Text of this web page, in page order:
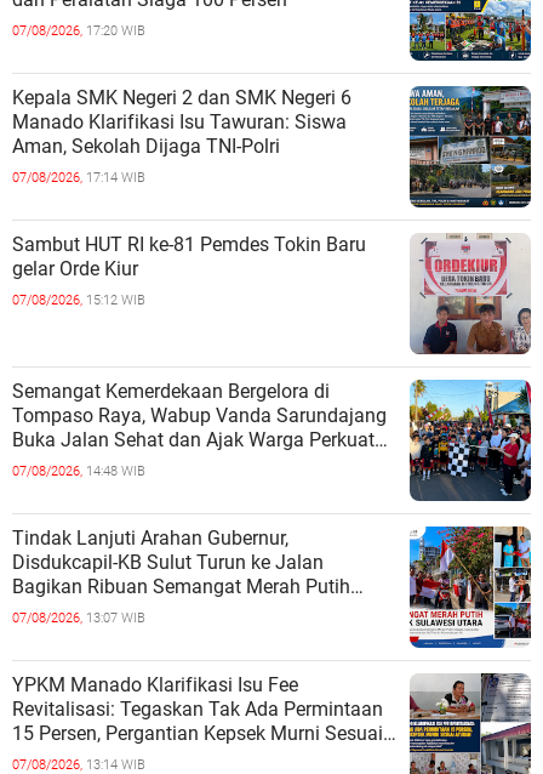
07/08/2026, 17:20 WIB
Kepala SMK Negeri 2 dan SMK Negeri 6
Manado Klarifikasi Isu Tawuran: Siswa
Aman, Sekolah Dijaga TNI-Polri
07/08/2026, 17:14 WIB
Sambut HUT RI ke-81 Pemdes Tokin Baru
gelar Orde Kiur
07/08/2026, 15:12 WIB
Semangat Kemerdekaan Bergelora di
Tompaso Raya, Wabup Vanda Sarundajang
Buka Jalan Sehat dan Ajak Warga Perkuat
Persatuan
07/08/2026, 14:48 WIB
Tindak Lanjuti Arahan Gubernur,
Disdukcapil-KB Sulut Turun ke Jalan
Bagikan Ribuan Semangat Merah Putih
kepada Masyarakat
07/08/2026, 13:07 WIB
YPKM Manado Klarifikasi Isu Fee
Revitalisasi: Tegaskan Tak Ada Permintaan
15 Persen, Pergantian Kepsek Murni Sesuai
Aturan
07/08/2026, 13:14 WIB